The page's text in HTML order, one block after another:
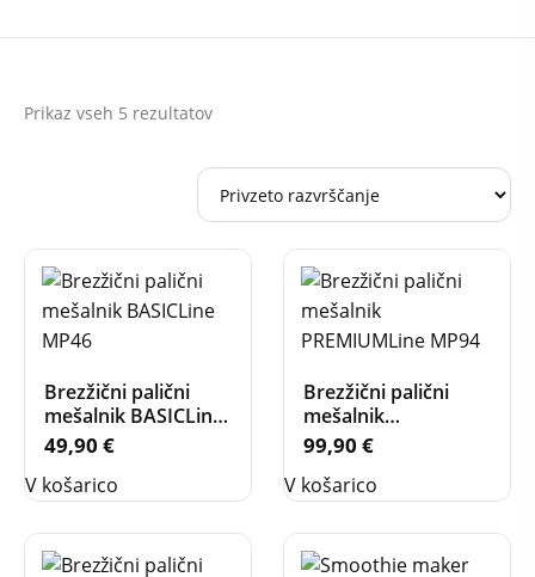
Prikaz vseh 5 rezultatov
Brezžični palični
mešalnik BASICLine
MP46
49,90 €
V košarico
Brezžični palični
mešalnik
PREMIUMLine MP94
99,90 €
V košarico